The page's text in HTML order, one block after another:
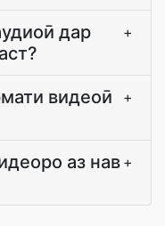
дар
+
видеоӣ
+
аз нав +